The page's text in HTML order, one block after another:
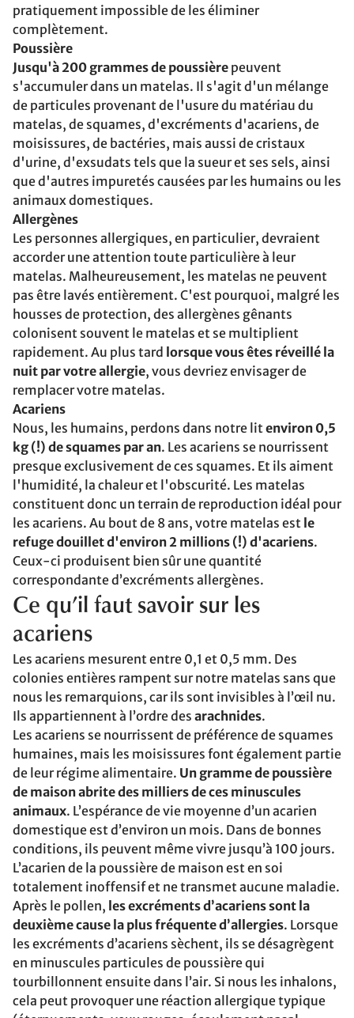
pratiquement impossible de les éliminer
complètement.
Poussière
Jusqu'à 200 grammes de poussière peuvent
s'accumuler dans un matelas. Il s'agit d'un mélange
de particules provenant de l'usure du matériau du
matelas, de squames, d'excréments d'acariens, de
moisissures, de bactéries, mais aussi de cristaux
d'urine, d'exsudats tels que la sueur et ses sels, ainsi
que d'autres impuretés causées par les humains ou les
animaux domestiques.
Allergènes
Les personnes allergiques, en particulier, devraient
accorder une attention toute particulière à leur
matelas. Malheureusement, les matelas ne peuvent
pas être lavés entièrement. C'est pourquoi, malgré les
housses de protection, des allergènes gênants
colonisent souvent le matelas et se multiplient
rapidement. Au plus tard lorsque vous êtes réveillé la
nuit par votre allergie, vous devriez envisager de
remplacer votre matelas.
Acariens
Nous, les humains, perdons dans notre litenviron 0,5
kg (!) de squames par an. Les acariens se nourrissent
presque exclusivement de ces squames. Et ils aiment
l'humidité, la chaleur et l'obscurité. Les matelas
constituent donc un terrain de reproduction idéal pour
les acariens. Au bout de 8 ans, votre matelas est le
refuge douillet d'environ 2 millions (!) d'acariens.
Ceux-ci produisent bien sûr une quantité
correspondante d’excréments allergènes.
Ce qu’il faut savoir sur les
acariens
Les acariens mesurent entre 0,1 et 0,5 mm. Des
colonies entières rampent sur notre matelas sans que
nous les remarquions, car ils sont invisibles à l’œil nu.
Ils appartiennent à l’ordre des arachnides.
Les acariens se nourrissent de préférence de squames
humaines, mais les moisissures font également partie
de leur régime alimentaire. Un gramme de poussière
de maison abrite des milliers de ces minuscules
animaux. L’espérance de vie moyenne d’un acarien
domestique est d’environ un mois. Dans de bonnes
conditions, ils peuvent même vivre jusqu’à 100 jours.
L’acarien de la poussière de maison est en soi
totalement inoffensif et ne transmet aucune maladie.
Après le pollen, les excréments d’acariens sont la
deuxième cause la plus fréquente d’allergies. Lorsque
les excréments d’acariens sèchent, ils se désagrègent
en minuscules particules de poussière qui
tourbillonnent ensuite dans l’air. Si nous les inhalons,
cela peut provoquer une réaction allergique typique